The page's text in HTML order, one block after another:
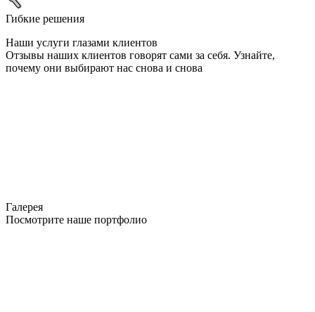
Гибкие решения
Наши услуги глазами клиентов
Отзывы наших клиентов говорят сами за себя. Узнайте,
почему они выбирают нас снова и снова
Галерея
Посмотрите наше портфолио